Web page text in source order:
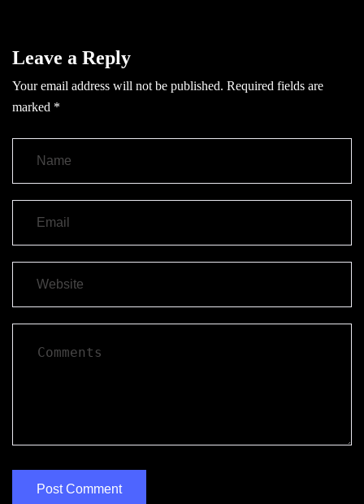
Leave a Reply
Your email address will not be published. Required fields are
marked *